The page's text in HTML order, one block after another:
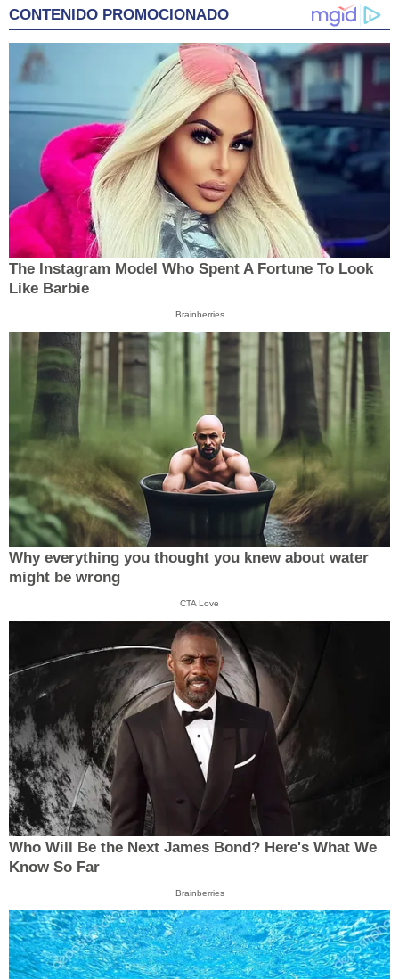
CONTENIDO PROMOCIONADO
The Instagram Model Who Spent A Fortune To Look
Like Barbie
Brainberries
Why everything you thought you knew about water
might be wrong
CTA Love
Who Will Be the Next James Bond? Here's What We
Know So Far
Brainberries